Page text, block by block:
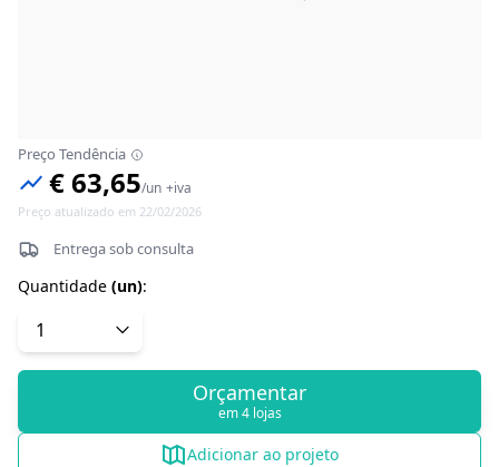
Preço Tendência
€ 63,65/un +iva
Preço atualizado em 22/02/2026
Entrega sob consulta
Quantidade (un):
Orçamentar
em 4 lojas
Adicionar ao projeto